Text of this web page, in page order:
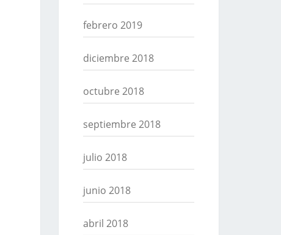
febrero 2019
diciembre 2018
octubre 2018
septiembre 2018
julio 2018
junio 2018
abril 2018